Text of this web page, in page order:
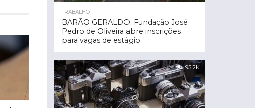
TRABALHO
BARÃO GERALDO: Fundação José
Pedro de Oliveira abre inscrições
para vagas de estágio
95.2K